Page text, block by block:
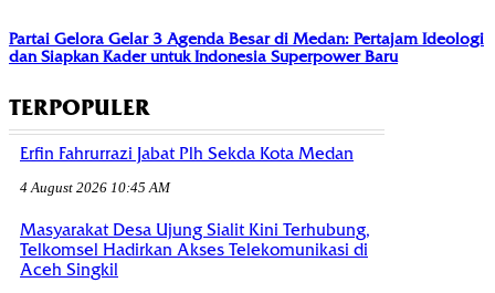
Partai Gelora Gelar 3 Agenda Besar di Medan: Pertajam Ideologi
dan Siapkan Kader untuk Indonesia Superpower Baru
TERPOPULER
Erfin Fahrurrazi Jabat Plh Sekda Kota Medan
4 August 2026 10:45 AM
Masyarakat Desa Ujung Sialit Kini Terhubung,
Telkomsel Hadirkan Akses Telekomunikasi di
Aceh Singkil